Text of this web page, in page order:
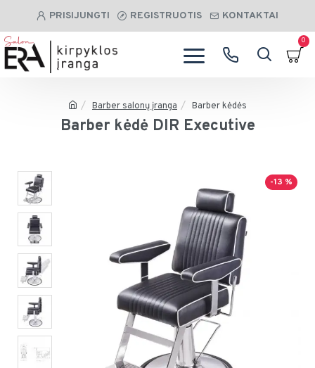
PRISIJUNGTI REGISTRUOTIS KONTAKTAI
0
Barber salonų įranga Barber kėdės
Barber kėdė DIR Executive
-13 %